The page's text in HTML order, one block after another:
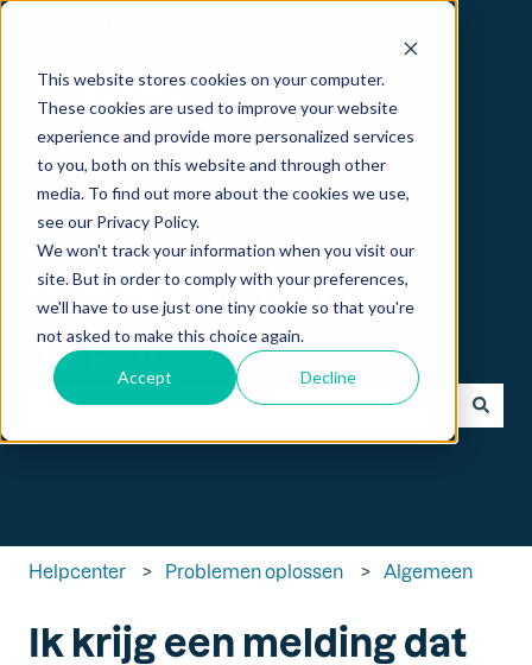
This website stores cookies on your computer.
These cookies are used to improve your website
experience and provide more personalized services
to you, both on this website and through other
media. To find out more about the cookies we use,
see our Privacy Policy.
We won't track your information when you visit our
site. But in order to comply with your preferences,
we'll have to use just one tiny cookie so that you're
not asked to make this choice again.
Accept Decline
Hi 👋 hoe kunnen we
helpen?
Er zijn geen suggesties want het zoekveld is leeg.
Helpcenter Problemen oplossen Algemeen
Ik krijg een melding dat